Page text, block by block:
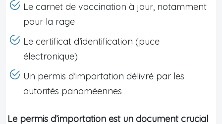
Le carnet de vaccination à jour, notamment
pour la rage
Le certificat d’identification (puce
électronique)
Un permis d’importation délivré par les
autorités panaméennes
Le permis d’importation est un document crucial